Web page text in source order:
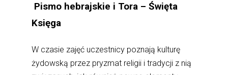
Pismo hebrajskie i Tora – Święta
Księga
W czasie zajęć uczestnicy poznają kulturę
żydowską przez pryzmat religii i tradycji z nią